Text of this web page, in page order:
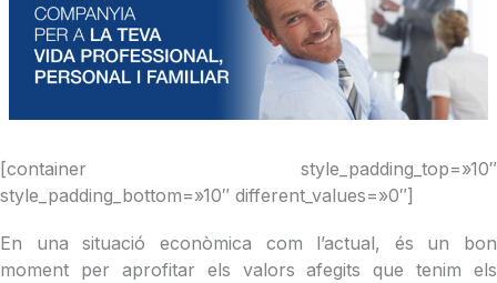
[container style_padding_top=»10″
style_padding_bottom=»10″ different_values=»0″]
En una situació econòmica com l’actual, és un bon
moment per aprofitar els valors afegits que tenim els